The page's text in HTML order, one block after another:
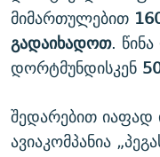
მიმართულებით
გადაიხადოთ.
დორტმუნდისკენ
შედარებით
ავიაკომპანია